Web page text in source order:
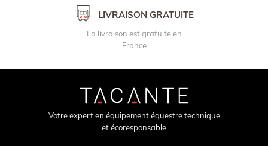
LIVRAISON GRATUITE
La livraison est gratuite en
France
Votre expert en équipement équestre technique
et écoresponsable